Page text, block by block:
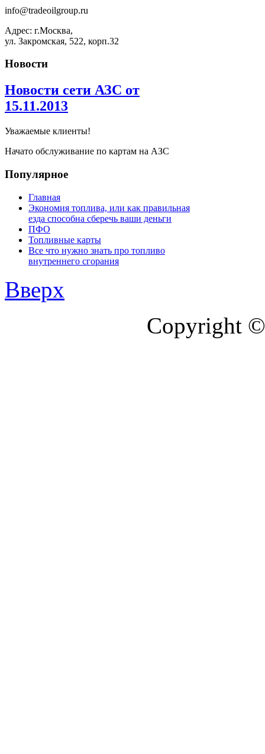
info@tradeoilgroup.ru
Адрес: г.Москва,
ул. Закромская, 522, корп.32
Новости
Новости сети АЗС от
15.11.2013
Уважаемые клиенты!
Начато обслуживание по картам на АЗС
Популярное
Главная
Экономия топлива, или как правильная
езда способна сберечь ваши деньги
ПФО
Топливные карты
Все что нужно знать про топливо
внутреннего сгорания
Вверх
Copyright